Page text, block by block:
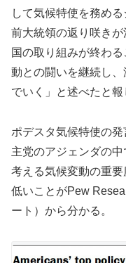
して気候特使を務め
前大統領の返り咲き
国の取り組みが終わ
動との闘いを継続し
でいく」と述べたと報
ポデスタ気候特使の
主党のアジェンダの
考える気候変動の重
低いことがPew
ート）から分かる。